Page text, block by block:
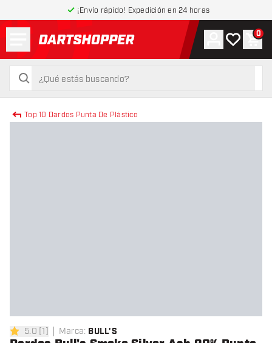
¡Envío rápido! Expedición en 24 horas
volver a la página de inicio
buscar
buscar
Cuenta
Mi lista de
0
Top 10 Dardos Punta De Plástico
5 estrellas de puntuación
5.0 [1] Marca: BULL'S